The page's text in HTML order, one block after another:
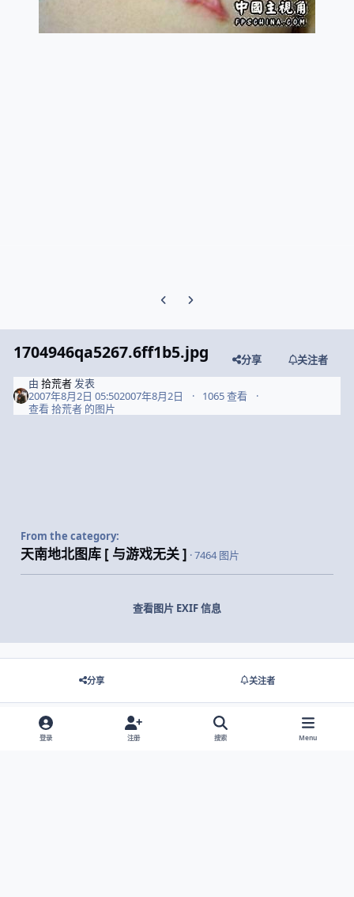
Previous carousel slide
Next carousel slide
1704946qa5267.6ff1b5.jpg 分享
关注者
由拾荒者 发表
2007年8月2日 05:502007年8月2日
1065 查看
查看 拾荒者 的图片
From the category:
天南地北图库 [ 与游戏无关 ] · 7464 图片
查看图片 EXIF 信息
分享 关注者
登录 注册 搜索 Menu